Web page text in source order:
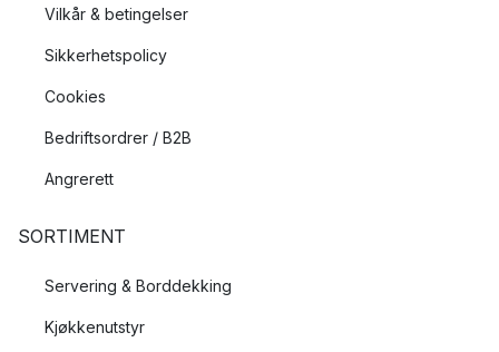
Vilkår & betingelser
Sikkerhetspolicy
Cookies
Bedriftsordrer / B2B
Angrerett
SORTIMENT
Servering & Borddekking
Kjøkkenutstyr